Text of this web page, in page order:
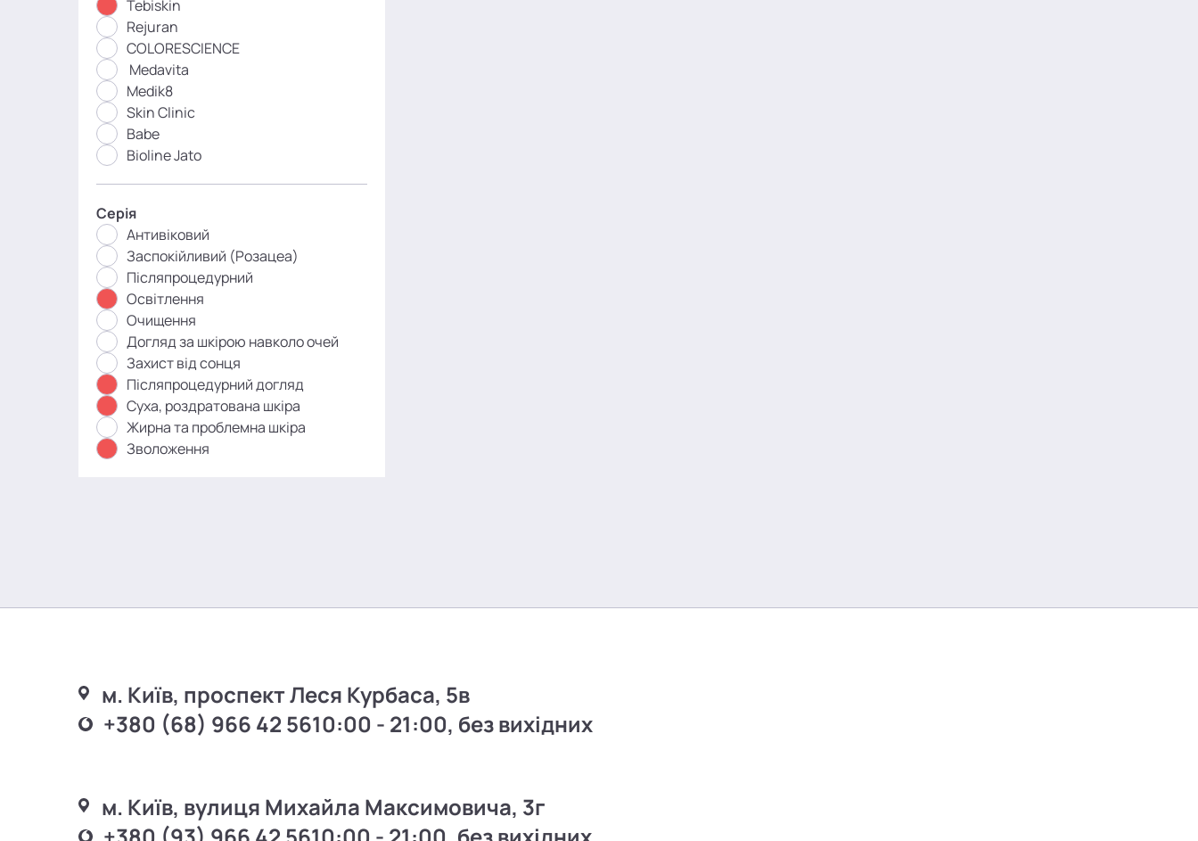
Tebiskin
Rejuran
COLORESCIENCE
Medavita
Medik8
Skin Clinic
Babe
Bioline Jato
Серія
Антивіковий
Заспокійливий (Розацеа)
Післяпроцедурний
Освітлення
Очищення
Догляд за шкірою навколо очей
Захист від сонця
Післяпроцедурний догляд
Суха, роздратована шкіра
Жирна та проблемна шкіра
Зволоження
м. Київ, проспект Леся Курбаса, 5в
+380 (68) 966 42 5610:00 - 21:00, без вихідних
м. Київ, вулиця Михайла Максимовича, 3г